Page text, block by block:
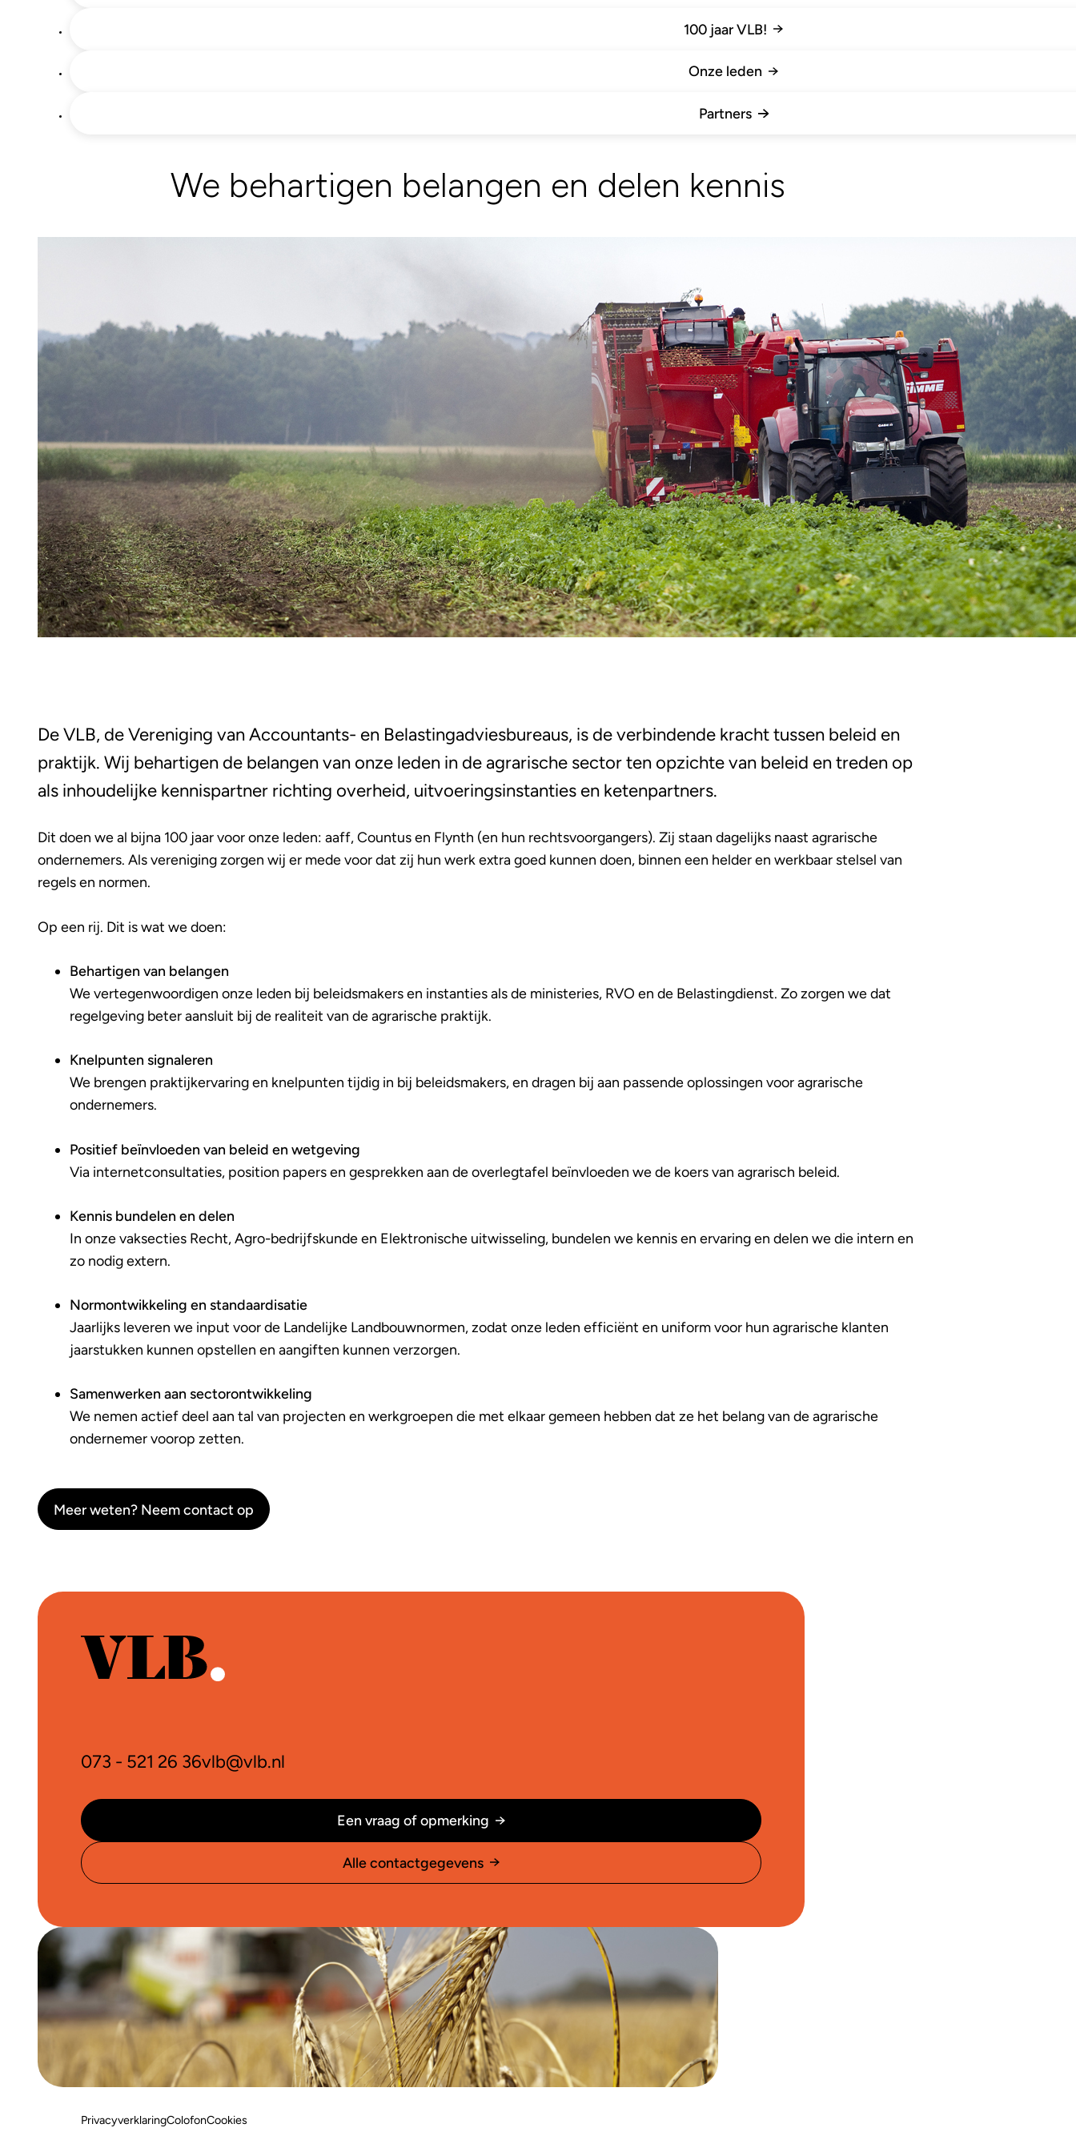
100 jaar VLB!
Onze leden
Partners
We behartigen belangen en delen kennis
De VLB, de Vereniging van Accountants- en Belastingadviesbureaus, is de verbindende kracht tussen beleid en
praktijk. Wij behartigen de belangen van onze leden in de agrarische sector ten opzichte van beleid en treden op
als inhoudelijke kennispartner richting overheid, uitvoeringsinstanties en ketenpartners.
Dit doen we al bijna 100 jaar voor onze leden: aaff, Countus en Flynth (en hun rechtsvoorgangers). Zij staan dagelijks naast agrarische
ondernemers. Als vereniging zorgen wij er mede voor dat zij hun werk extra goed kunnen doen, binnen een helder en werkbaar stelsel van
regels en normen.
Op een rij. Dit is wat we doen:
Behartigen van belangen
We vertegenwoordigen onze leden bij beleidsmakers en instanties als de ministeries, RVO en de Belastingdienst. Zo zorgen we dat
regelgeving beter aansluit bij de realiteit van de agrarische praktijk.
Knelpunten signaleren
We brengen praktijkervaring en knelpunten tijdig in bij beleidsmakers, en dragen bij aan passende oplossingen voor agrarische
ondernemers.
Positief beïnvloeden van beleid en wetgeving
Via internetconsultaties, position papers en gesprekken aan de overlegtafel beïnvloeden we de koers van agrarisch beleid.
Kennis bundelen en delen
In onze vaksecties Recht, Agro-bedrijfskunde en Elektronische uitwisseling, bundelen we kennis en ervaring en delen we die intern en
zo nodig extern.
Normontwikkeling en standaardisatie
Jaarlijks leveren we input voor de Landelijke Landbouwnormen, zodat onze leden efficiënt en uniform voor hun agrarische klanten
jaarstukken kunnen opstellen en aangiften kunnen verzorgen.
Samenwerken aan sectorontwikkeling
We nemen actief deel aan tal van projecten en werkgroepen die met elkaar gemeen hebben dat ze het belang van de agrarische
ondernemer voorop zetten.
Meer weten? Neem contact op
073 - 521 26 36vlb@vlb.nl
Een vraag of opmerking
Alle contactgegevens
PrivacyverklaringColofonCookies